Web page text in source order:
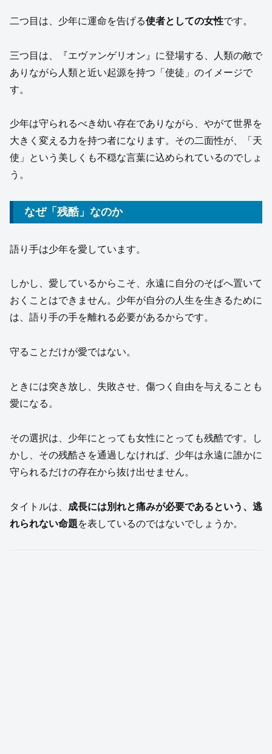
二つ目は、少年に運命を告げる使者としての女性です。
三つ目は、『エヴァンゲリオン』に登場する、人類の敵で
ありながら人類と近い起源を持つ「使徒」のイメージで
す。
少年は守られるべき幼い存在でありながら、やがて世界を
大きく変える力を持つ者になります。その二面性が、「天
使」という美しくも不穏な言葉に込められているのでしょ
う。
なぜ「残酷」なのか
語り手は少年を愛しています。
しかし、愛しているからこそ、永遠に自分のそばへ置いて
おくことはできません。少年が自分の人生を生きるために
は、語り手の手を離れる必要があるからです。
守ることだけが愛ではない。
ときには突き放し、失敗させ、傷つく自由を与えることも
愛になる。
その選択は、少年にとっても女性にとっても残酷です。し
かし、その残酷さを通過しなければ、少年は永遠に誰かに
守られるだけの存在から抜け出せません。
タイトルは、 成長には別れと痛みが必要であるという、逃
れられない命題を表しているのではないでしょうか。